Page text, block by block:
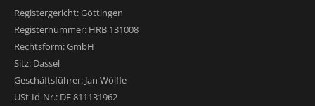
Registergericht: Göttingen
Registernummer: HRB 131008
Rechtsform: GmbH
Sitz: Dassel
Geschäftsführer: Jan Wölfle
USt-Id-Nr.: DE 811131962